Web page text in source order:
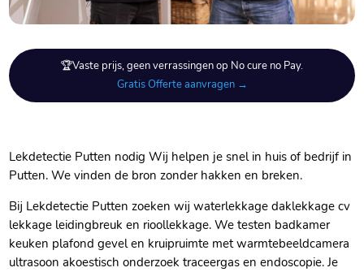
🏆Vaste prijs, geen verrassingen op No cure no Pay.
Gratis Offerte aanvragen →
Lekdetectie Putten nodig Wij helpen je snel in huis of bedrijf in
Putten.​ We vinden de bron zonder hakken en breken.​
Bij Lekdetectie Putten zoeken wij waterlekkage daklekkage cv
lekkage leidingbreuk en rioollekkage.​ We testen badkamer
keuken plafond gevel en kruipruimte met warmtebeeldcamera
ultrasoon akoestisch onderzoek traceergas en endoscopie.​ Je